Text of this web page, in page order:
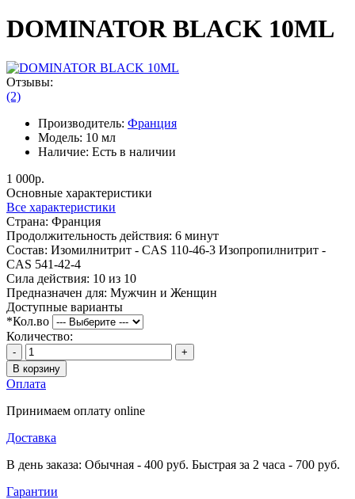
DOMINATOR BLACK 10ML
Отзывы:
(2)
Производитель: Франция
Модель: 10 мл
Наличие: Есть в наличии
1 000р.
Основные характеристики
Все характеристики
Страна: Франция
Продолжительность действия: 6 минут
Состав: Изомилнитрит - CAS 110-46-3 Изопропилнитрит -
CAS 541-42-4
Сила действия: 10 из 10
Предназначен для: Мужчин и Женщин
Доступные варианты
*Кол.во
Количество:
-
+
В корзину
Оплата
Принимаем оплату online
Доставка
В день заказа: Обычная - 400 руб. Быстрая за 2 часа - 700 руб.
Гарантии